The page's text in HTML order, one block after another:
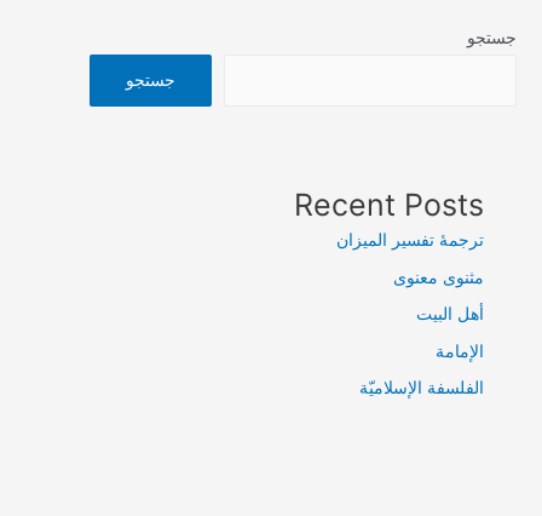
جستجو
جستجو
Recent Posts
ترجمۀ تفسیر المیزان
مثنوی معنوی
أهل البيت
الإمامة
الفلسفة الإسلاميّة